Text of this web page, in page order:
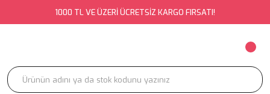
1000 TL VE ÜZERİ ÜCRETSİZ KARGO FIRSATI!